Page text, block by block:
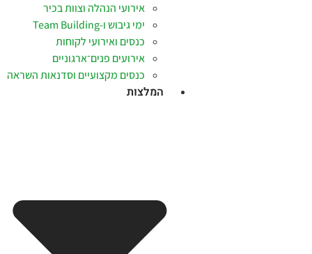
אירועי הנהלה וצוות בכיר
ימי גיבוש ו-Team Building
כנסים ואירועי לקוחות
אירועים פנים־ארגוניים
כנסים מקצועיים וסדנאות השראה
המלצות